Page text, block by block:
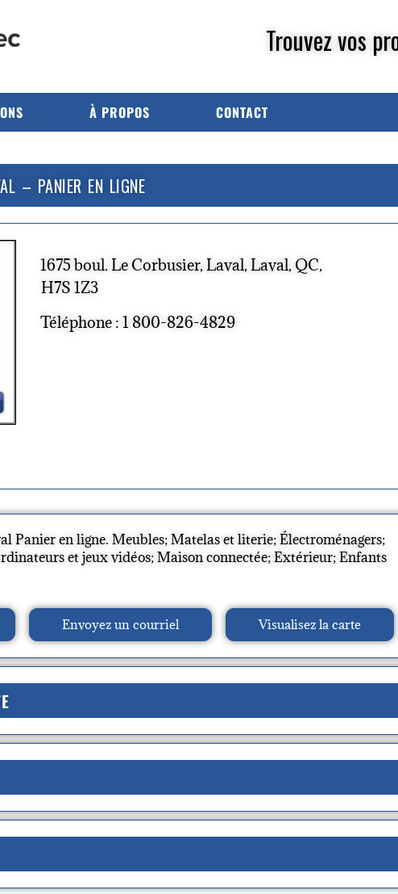
Trouvez vos
À PROPOS CONTACT
– PANIER EN LIGNE
1675 boul. Le Corbusier, Laval, Laval, QC,
H7S 1Z3
Téléphone : 1 800-826-4829
Panier en ligne. Meubles; Matelas et literie; Électroménagers;
et jeux vidéos; Maison connectée; Extérieur; Enfants
Envoyez un courriel Visualisez la carte